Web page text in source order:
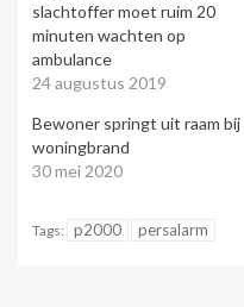
slachtoffer moet ruim 20
minuten wachten op
ambulance
24 augustus 2019
Bewoner springt uit raam bij
woningbrand
30 mei 2020
Tags: p2000 persalarm